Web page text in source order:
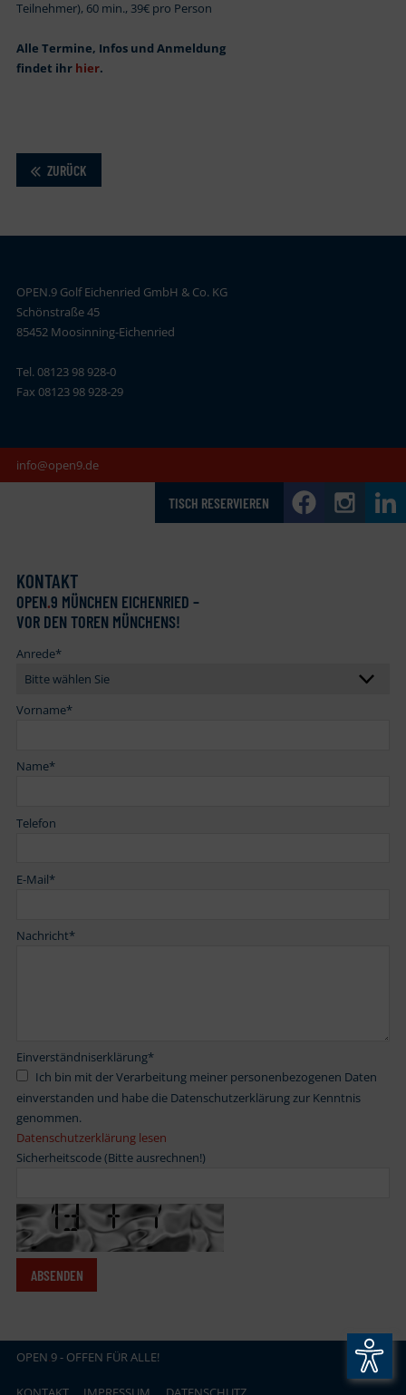
Teilnehmer), 60 min., 39€ pro Person
Alle Termine, Infos und Anmeldung
findet ihr hier.
ZURÜCK
OPEN.9 Golf Eichenried GmbH & Co. KG
Schönstraße 45
85452 Moosinning-Eichenried
Tel. 08123 98 928-0
Fax 08123 98 928-29
info@open9.de
TISCH RESERVIEREN
KONTAKT
OPEN.9 MÜNCHEN EICHENRIED –
VOR DEN TOREN MÜNCHENS!
Anrede*
Vorname*
Name*
Telefon
E-Mail*
Nachricht*
Einverständniserklärung*
einverstanden und habe die Datenschutzerklärung zur Kenntnis
genommen.
Datenschutzerklärung lesen
Sicherheitscode (Bitte ausrechnen!)
OPEN.9 - OFFEN FÜR ALLE!